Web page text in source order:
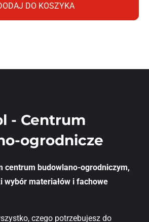
DO KOSZYKA
- Centrum
ogrodnicze
centrum budowlano-ogrodniczym,
wybór materiałów i fachowe
czego potrzebujesz do